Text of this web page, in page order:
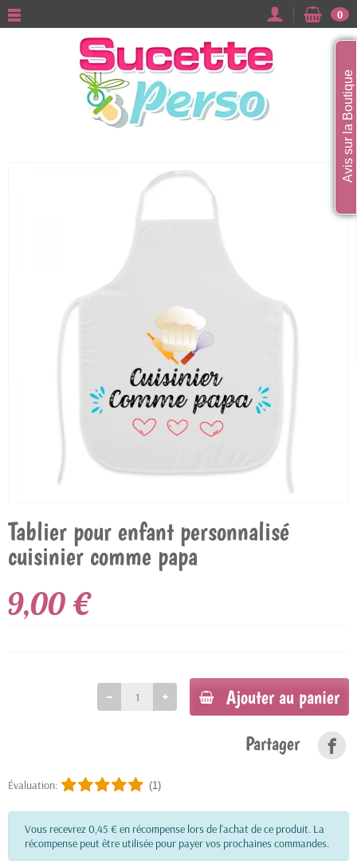
0
Tablier pour enfant personnalisé
cuisinier comme papa
9,00 €
Ajouter au panier
Partager
Évaluation: (1)
Vous recevrez 0,45 € en récompense lors de l'achat de ce produit. La
récompense peut être utilisée pour payer vos prochaines commandes.
Avis sur la Boutique